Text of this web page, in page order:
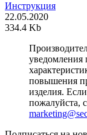
Инструкция
22.05.2020
334.4 Kb
уведомления
повышения
изделия.
пожалуйста,